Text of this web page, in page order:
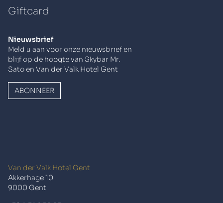
Giftcard
Nieuwsbrief
Meld u aan voor onze nieuwsbrief en
blijf op de hoogte van Skybar Mr.
Sato en Van der Valk Hotel Gent
ABONNEER
Van der Valk Hotel Gent
Akkerhage 10
9000 Gent